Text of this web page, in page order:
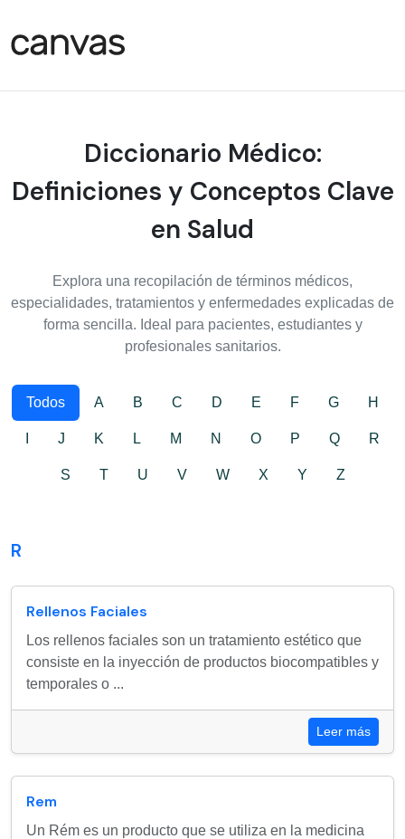
Diccionario Médico:
Definiciones y Conceptos Clave
en Salud
Explora una recopilación de términos médicos,
especialidades, tratamientos y enfermedades explicadas de
forma sencilla. Ideal para pacientes, estudiantes y
profesionales sanitarios.
Todos A B C D E F G H
J K L M N O P Q R
S T U V W X Y Z
R
Rellenos Faciales
Los rellenos faciales son un tratamiento estético que
consiste en la inyección de productos biocompatibles y
temporales o ...
Leer más
Rem
Un Rém es un producto que se utiliza en la medicina